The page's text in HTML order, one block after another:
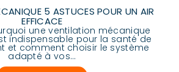
5 ASTUCES POUR UN AIR
EFFICACE
une ventilation mécanique
indispensable pour la santé de
et comment choisir le système
adapté à vos...